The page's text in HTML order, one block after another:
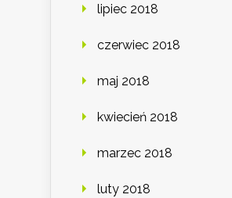
lipiec 2018
czerwiec 2018
maj 2018
kwiecień 2018
marzec 2018
luty 2018